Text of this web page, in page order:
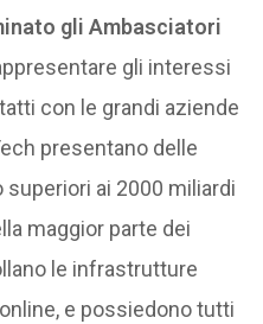
gli Ambasciatori
gli interessi
con le grandi aziende
presentano delle
ai 2000 miliardi
maggior parte dei
le infrastrutture
e possiedono tutti